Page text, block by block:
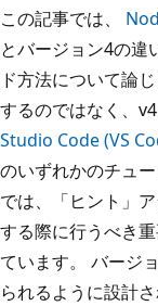
この記事では、
とバージョン4の違
ド方法について論
するのではなく、
Studio Code (VS
のいずれかのチュ
では、「ヒント」
する際に行うべき
ています。 バージ
られるように設計さ